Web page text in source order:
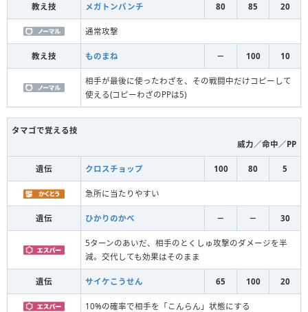
教え技 メガトンパンチ 80 85 20
通常攻撃
教え技 ものまね － 100 10
相手が最後に使ったわざを、その戦闘中だけコピーして
使える(コピーわざのPPは5)
タマゴで覚える技
威力／命中／PP
遺伝 クロスチョップ 100 80 5
急所に当たりやすい
遺伝 ひかりのかべ － － 30
5ターンのあいだ、相手のとくしゅ攻撃のダメージを半
減。交代しても効果はそのまま
遺伝 サイケこうせん 65 100 20
10%の確率で相手を「こんらん」状態にする